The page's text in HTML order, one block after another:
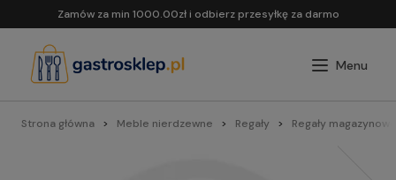
Zamów za min 1000.00zł i odbierz przesyłkę za darmo
Strona główna Meble nierdzewne Regały Regały